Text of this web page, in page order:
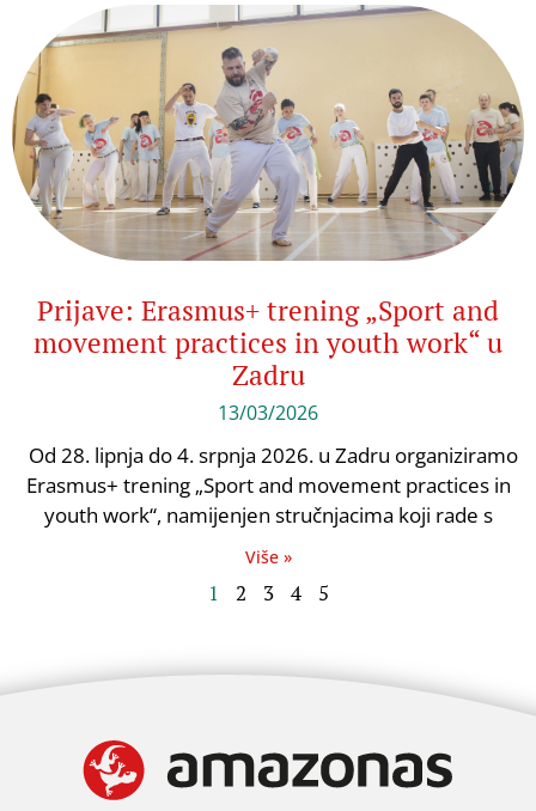
Prijave: Erasmus+ trening „Sport and
movement practices in youth work“ u
Zadru
13/03/2026
Od 28. lipnja do 4. srpnja 2026. u Zadru organiziramo
Erasmus+ trening „Sport and movement practices in
youth work“, namijenjen stručnjacima koji rade s
Više »
1 2 3 4 5